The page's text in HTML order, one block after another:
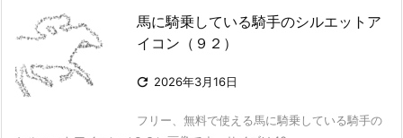
馬に騎乗している騎手のシルエットア
イコン（９２）
 2026年3月16日
フリー、無料で使える馬に騎乗している騎手の